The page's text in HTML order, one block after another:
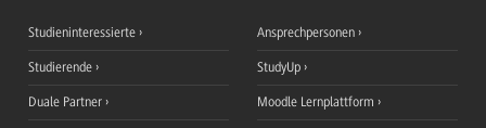
Studieninteressierte
Studierende
Duale Partner
Ansprechpersonen
StudyUp
Moodle Lernplattform